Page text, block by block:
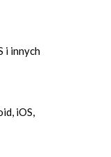
i innych
iOS,